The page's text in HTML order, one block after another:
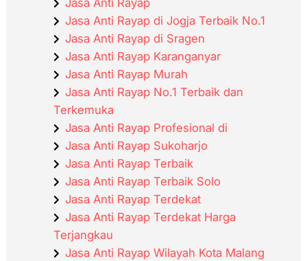
Jasa Anti Rayap
Jasa Anti Rayap di Jogja Terbaik No.1
Jasa Anti Rayap di Sragen
Jasa Anti Rayap Karanganyar
Jasa Anti Rayap Murah
Jasa Anti Rayap No.1 Terbaik dan
Terkemuka
Jasa Anti Rayap Profesional di
Jasa Anti Rayap Sukoharjo
Jasa Anti Rayap Terbaik
Jasa Anti Rayap Terbaik Solo
Jasa Anti Rayap Terdekat
Jasa Anti Rayap Terdekat Harga
Terjangkau
Jasa Anti Rayap Wilayah Kota Malang